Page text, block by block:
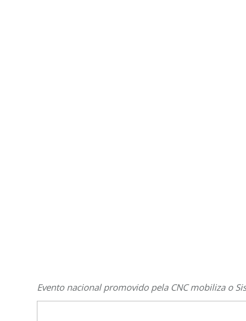
Evento nacional promovido pela CNC mobiliza o